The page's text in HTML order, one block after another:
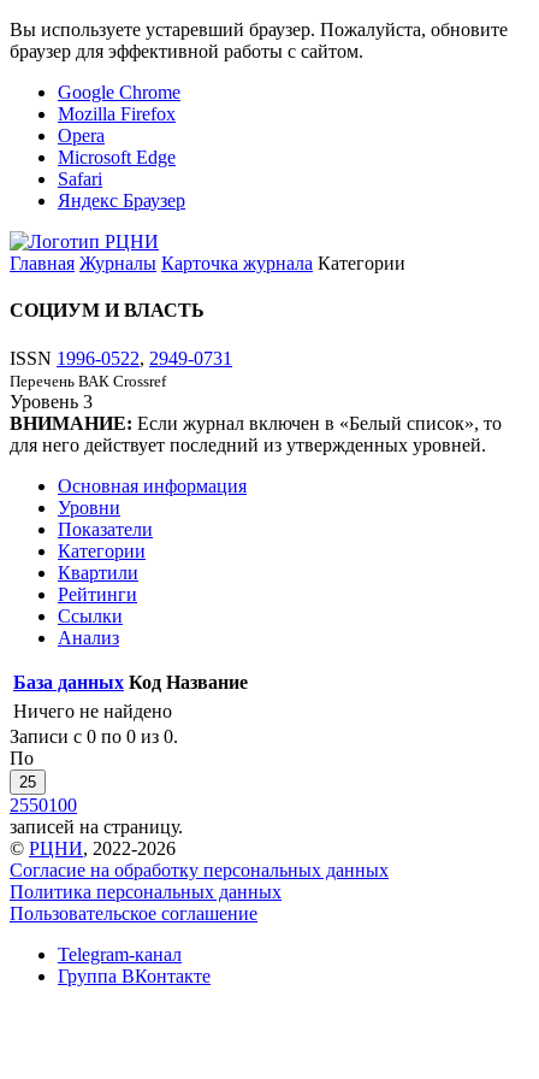
Вы используете устаревший браузер. Пожалуйста, обновите
браузер для эффективной работы с сайтом.
Google Chrome
Mozilla Firefox
Opera
Microsoft Edge
Safari
Яндекс Браузер
Главная Журналы Карточка журнала Категории
СОЦИУМ И ВЛАСТЬ
ISSN 1996-0522, 2949-0731
Перечень ВАК Crossref
Уровень 3
ВНИМАНИЕ: Если журнал включен в «Белый список», то
для него действует последний из утвержденных уровней.
Основная информация
Уровни
Показатели
Категории
Квартили
Рейтинги
Ссылки
Анализ
База данных Код Название
Ничего не найдено
Записи с 0 по 0 из 0.
По
25
2550100
записей на страницу.
© РЦНИ, 2022-2026
Согласие на обработку персональных данных
Политика персональных данных
Пользовательское соглашение
Telegram-канал
Группа ВКонтакте